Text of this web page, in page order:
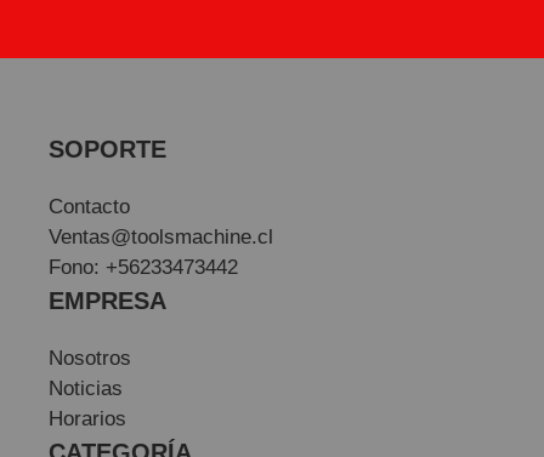
SOPORTE
Contacto
Ventas@toolsmachine.cl
Fono: +56233473442
EMPRESA
Nosotros
Noticias
Horarios